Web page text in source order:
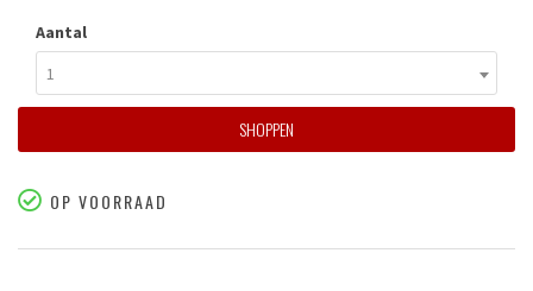
Aantal
1
SHOPPEN
OP VOORRAAD